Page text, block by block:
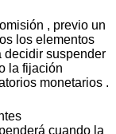
, previo un
los elementos
decidir suspender
la fijación
monetarios .
cuando la